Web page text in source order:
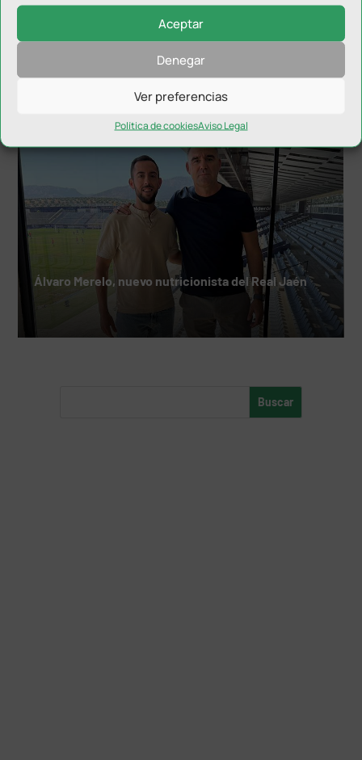
Aceptar
Denegar
Ver preferencias
Política de cookiesAviso Legal
El Córdoba se lleva el Trofeo del Olivo ante el Real
Álvaro Merelo, nuevo nutricionista del Real Jaén